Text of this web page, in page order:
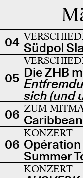
04 Südpol
05 Die ZHB
sich (und
06 ZUM
06
KONZERT
Summer
KONZERT